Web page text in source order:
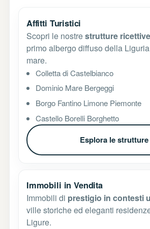
Affitti Turistici
Scopri le nostrestrutture
primo albergo diffuso della
mare.
Colletta di Castelbianco
Dominio Mare Bergeggi
Borgo Fantino Limone Piemonte
Castello Borelli Borghetto
Esplora le strutture
Immobili in Vendita
Immobili di prestigio in contesti
ville storiche ed eleganti
Ligure.